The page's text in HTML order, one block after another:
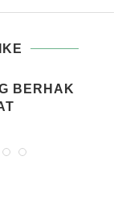
BERHAK